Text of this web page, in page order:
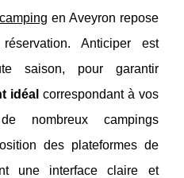
en Aveyron repose
Anticiper est
saison, pour garantir
idéal correspondant à vos
nombreux campings
des plateformes de
une interface claire et